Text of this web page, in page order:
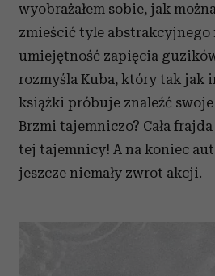
wyobrażałem sobie, jak
zmieścić tyle abstrakcyjnego
umiejętność zapięcia
rozmyśla Kuba, który tak jak
książki próbuje znaleźć
Brzmi tajemniczo? Cała
tej tajemnicy! A na koniec
jeszcze niemały zwrot akcji.